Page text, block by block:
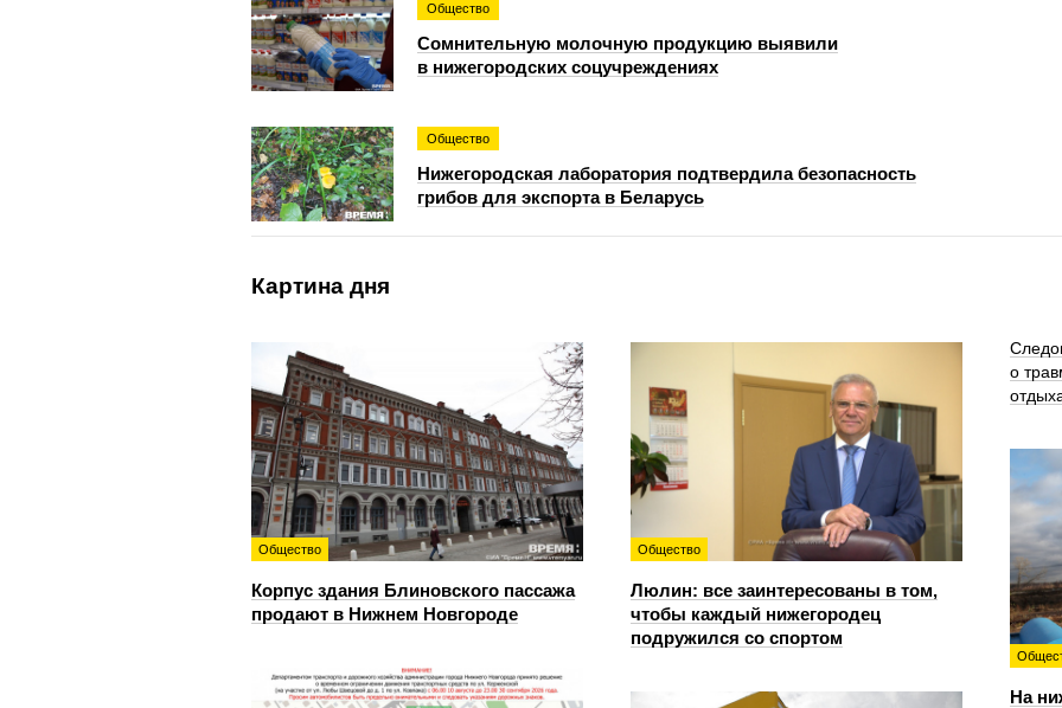
Общество
Сомнительную молочную продукцию выявили
в нижегородских соцучреждениях
Общество
Нижегородская лаборатория подтвердила безопасность
грибов для экспорта в Беларусь
Картина дня
Общество
Корпус здания Блиновского пассажа
продают в Нижнем Новгороде
Общество
Люлин: все заинтересованы в том,
чтобы каждый нижегородец
подружился со спортом
о
На